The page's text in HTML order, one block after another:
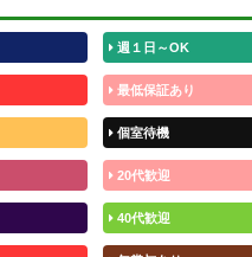
週１日～OK
最低保証あり
個室待機
20代歓迎
40代歓迎